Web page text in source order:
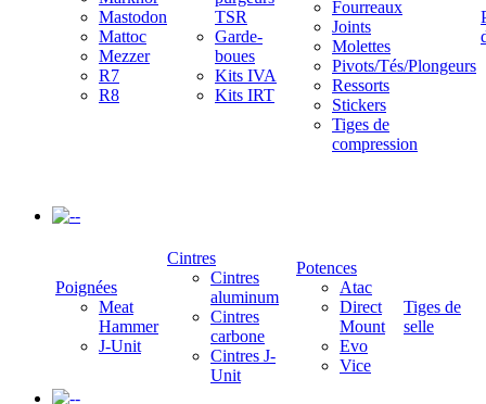
Mastodon
Mattoc
Mezzer
R7
R8
TSR
Garde-
boues
Kits IVA
Kits IRT
Fourreaux
Joints
Molettes
Pivots/Tés/Plongeurs
Ressorts
Stickers
Tiges de
compression
-
Poignées
Meat
Hammer
J-Unit
Cintres
Cintres
aluminum
Cintres
carbone
Cintres J-
Unit
Potences
Atac
Direct
Mount
Evo
Vice
Tiges de
selle
-